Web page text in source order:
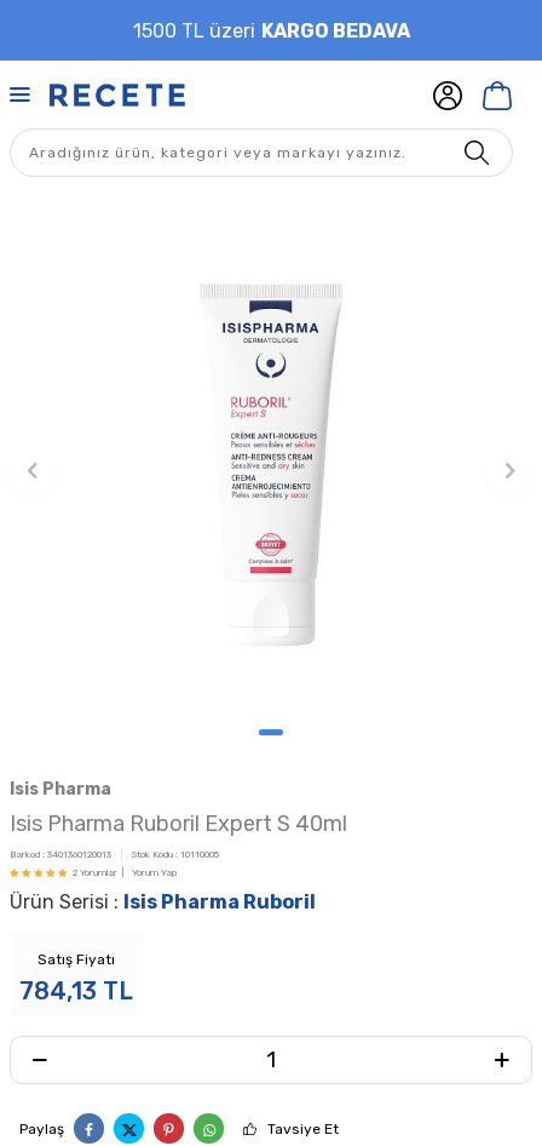
1500 TL üzeri KARGO BEDAVA
Isis Pharma
Isis Pharma Ruboril Expert S 40ml
Barkod : 3401360120013 Stok Kodu : 10110005
2 Yorumlar |
Yorum Yap
Ürün Serisi : Isis Pharma Ruboril
Satış Fiyatı
784,13 TL
Paylaş Tavsiye Et